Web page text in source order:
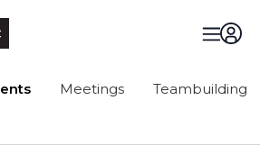
Meetings Teambuilding